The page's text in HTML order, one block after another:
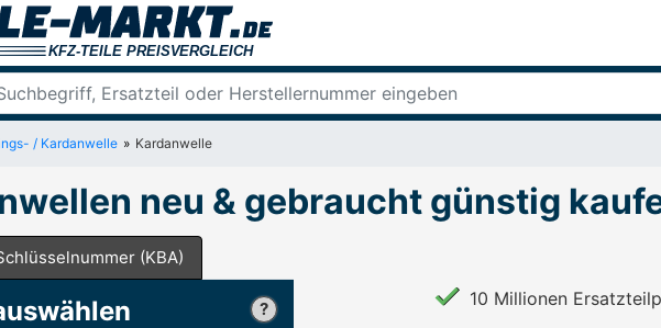
/ Kardanwelle Kardanwelle
neu & gebraucht günstig
(KBA)
10 Millionen